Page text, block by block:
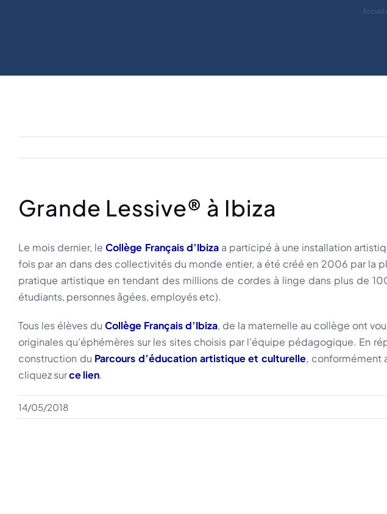
Accueil
Grande Lessive® à Ibiza
Le mois dernier, leCollège Français d’Ibizaa participé à une installation
fois par an dans des collectivités du monde entier, a été créé en 2006 par la
pratique artistique en tendant des millions de cordes à linge dans plus de
étudiants, personnes âgées, employés etc).
Tous les élèves du Collège Français d’Ibiza, de la maternelle au collège ont
originales qu’éphémères sur les sites choisis par l’équipe pédagogique. En
construction du Parcours d’éducation artistique et culturelle, conformément
cliquez surce lien.
14/05/2018